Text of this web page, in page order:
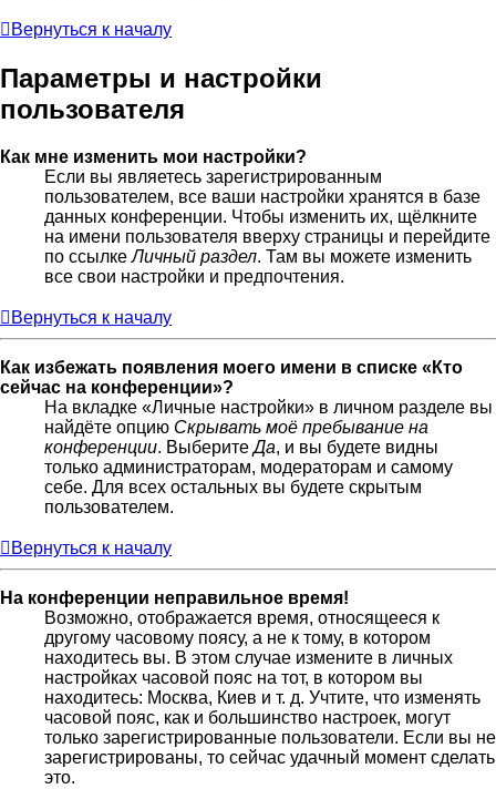
Вернуться к началу
Параметры и настройки
пользователя
Как мне изменить мои настройки?
Если вы являетесь зарегистрированным
пользователем, все ваши настройки хранятся в базе
данных конференции. Чтобы изменить их, щёлкните
на имени пользователя вверху страницы и перейдите
по ссылкеЛичный раздел. Там вы можете изменить
все свои настройки и предпочтения.
Вернуться к началу
Как избежать появления моего имени в списке «Кто
сейчас на конференции»?
На вкладке «Личные настройки» в личном разделе вы
найдёте опцию Скрывать моё пребывание на
конференции. ВыберитеДа, и вы будете видны
только администраторам, модераторам и самому
себе. Для всех остальных вы будете скрытым
пользователем.
Вернуться к началу
На конференции неправильное время!
Возможно, отображается время, относящееся к
другому часовому поясу, а не к тому, в котором
находитесь вы. В этом случае измените в личных
настройках часовой пояс на тот, в котором вы
находитесь: Москва, Киев и т. д. Учтите, что изменять
часовой пояс, как и большинство настроек, могут
только зарегистрированные пользователи. Если вы не
зарегистрированы, то сейчас удачный момент сделать
это.